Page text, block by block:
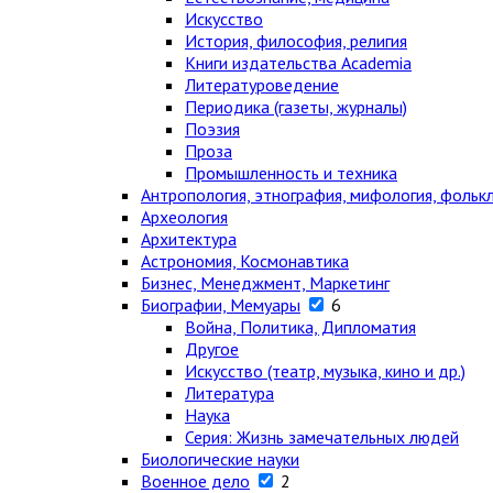
Искусство
История, философия, религия
Книги издательства Academia
Литературоведение
Периодика (газеты, журналы)
Поэзия
Проза
Промышленность и техника
Антропология, этнография, мифология,
Археология
Архитектура
Астрономия, Космонавтика
Бизнес, Менеджмент, Маркетинг
Биографии, Мемуары
6
Война, Политика, Дипломатия
Другое
Искусство (театр, музыка, кино и др.)
Литература
Наука
Серия: Жизнь замечательных людей
Биологические науки
Военное дело
2